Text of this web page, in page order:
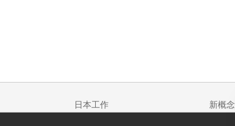
日本工作 新概念